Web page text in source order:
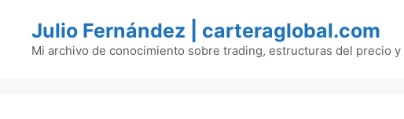
contenido
Julio Fernández | carteraglobal.com
Mi archivo de conocimiento sobre trading, estructuras del precio y